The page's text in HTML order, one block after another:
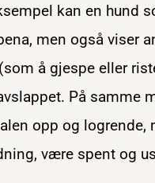
kan en hund
men også viser
å gjespe eller
På samme
opp og logrende,
være spent og